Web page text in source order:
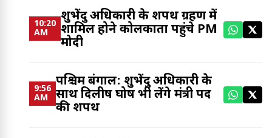
10:20
AM
शुभेंदु अधिकारी के शपथ ग्रहण में
शामिल होने कोलकाता पहुंचे PM
मोदी
9:56
AM
पश्चिम बंगाल: शुभेंदु अधिकारी के
साथ दिलीष घोष भी लेंगे मंत्री पद
की शपथ